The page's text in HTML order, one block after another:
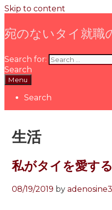
Skip to content
宛のないタイ就職
Search for:
Search
Menu
Search
生活
私がタイを愛す
08/19/2019 by